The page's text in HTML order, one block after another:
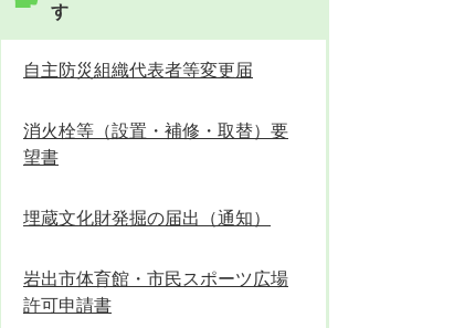
す
自主防災組織代表者等変更届
消火栓等（設置・補修・取替）要
望書
埋蔵文化財発掘の届出（通知）
岩出市体育館・市民スポーツ広場
許可申請書